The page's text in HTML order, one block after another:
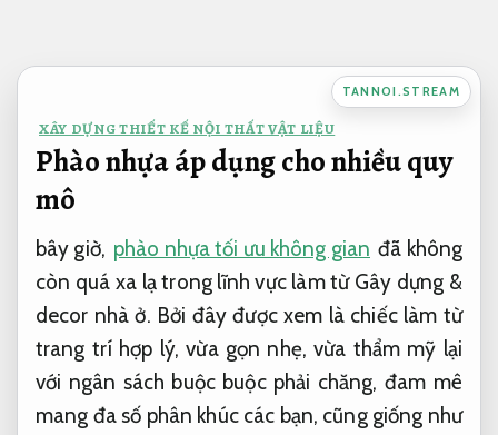
nội
TANNOI.STREAM
XÂY DỰNG THIẾT KẾ NỘI THẤT VẬT LIỆU
Phào nhựa áp dụng cho nhiều quy
mô
bây giờ, phào nhựa tối ưu không gian đã không
còn quá xa lạ trong lĩnh vực làm từ Gây dựng &
decor nhà ở. Bởi đây được xem là chiếc làm từ
trang trí hợp lý, vừa gọn nhẹ, vừa thẩm mỹ lại
với ngân sách buộc buộc phải chăng, đam mê
mang đa số phân khúc các bạn, cũng giống như